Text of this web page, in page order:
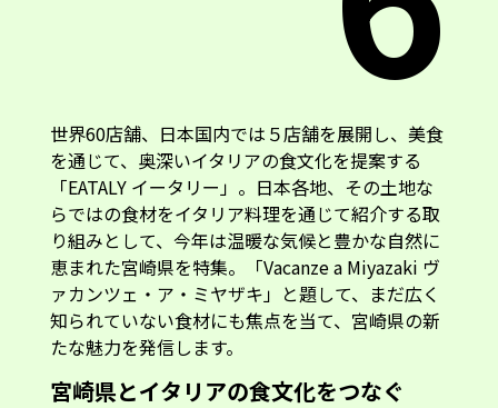
世界60店舗、日本国内では５店舗を展開し、美食
を通じて、奥深いイタリアの食文化を提案する
「EATALY イータリー」。日本各地、その土地な
らではの食材をイタリア料理を通じて紹介する取
り組みとして、今年は温暖な気候と豊かな自然に
恵まれた宮崎県を特集。「Vacanze a Miyazaki ヴ
ァカンツェ・ア・ミヤザキ」と題して、まだ広く
知られていない食材にも焦点を当て、宮崎県の新
たな魅力を発信します。
宮崎県とイタリアの食文化をつなぐ